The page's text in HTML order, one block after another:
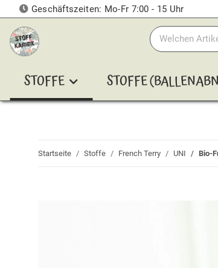
Geschäftszeiten: Mo-Fr 7:00 - 15 Uhr
STOFFE STOFFE
Startseite Stoffe French Terry UNI Bio-